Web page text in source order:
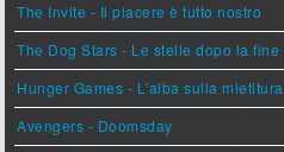
The Invite - Il piacere è tutto nostro
The Dog Stars - Le stelle dopo la fine
Hunger Games - L'alba sulla mietitura
Avengers - Doomsday